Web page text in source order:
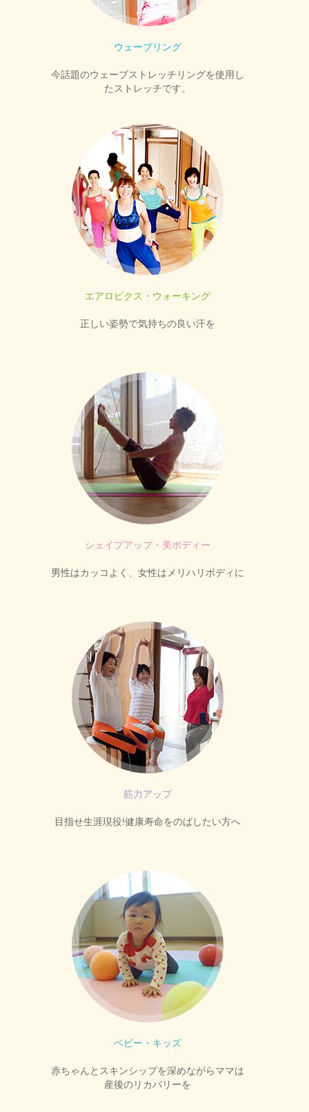
ウェーブリング
今話題のウェーブストレッチリングを使用し
たストレッチです。
エアロビクス・ウォーキング
正しい姿勢で気持ちの良い汗を
シェイプアップ・美ボディー
男性はカッコよく、女性はメリハリボディに
筋力アップ
目指せ生涯現役!健康寿命をのばしたい方へ
ベビー・キッズ
赤ちゃんとスキンシップを深めながらママは
産後のリカバリーを